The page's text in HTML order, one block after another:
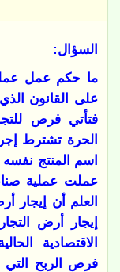
السؤال:
ما حكم عمل
على القانون
فتأتي فرص
الحرة تشترط
اسم المنتج
عملت عملية
العلم أن إيجار
إيجار أرض
الاقتصادية
فرص الربح التي